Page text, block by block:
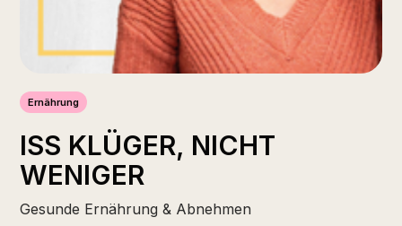
Ernährung
ISS KLÜGER, NICHT
WENIGER
Gesunde Ernährung & Abnehmen